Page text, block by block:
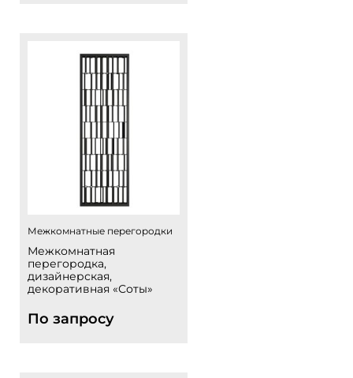
Межкомнатные перегородки
Межкомнатная
перегородка,
дизайнерская,
декоративная «Соты»
По запросу